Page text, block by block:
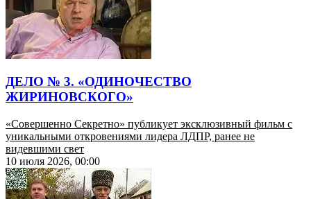
ДЕЛО № 3. «ОДИНОЧЕСТВО
ЖИРИНОВСКОГО»
«Совершенно Секретно» публикует эксклюзивный фильм с
уникальными откровениями лидера ЛДПР, ранее не
видевшими свет
10 июля 2026, 00:00